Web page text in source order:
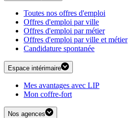
Toutes nos offres d'emploi
Offres d'emploi par ville
Offres d'emploi par métier
Offres d'emploi par ville et métier
Candidature spontanée
Espace intérimaire
Mes avantages avec LIP
Mon coffre-fort
Nos agences